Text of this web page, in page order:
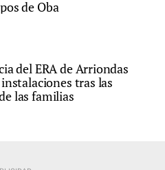
de Oba
del ERA de Arriondas
tras las
las familias